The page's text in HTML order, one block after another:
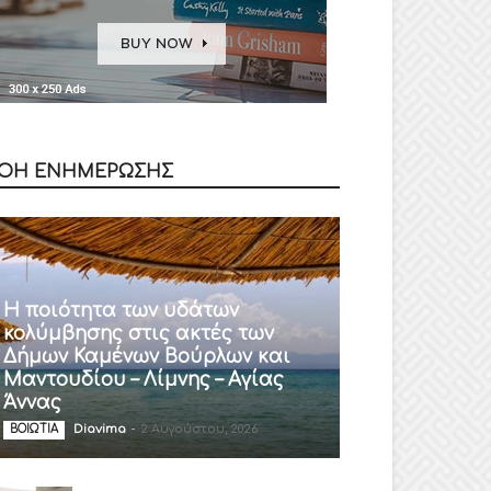
ΕΝΗΜΕΡΩΣΗΣ
Η ποιότητα των υδάτων
κολύμβησης στις ακτές των
Δήμων Καμένων Βούρλων και
Μαντουδίου – Λίμνης – Αγίας
Άννας
ΒΟΙΩΤΙΑ Diavima - 2 Αυγούστου, 2026